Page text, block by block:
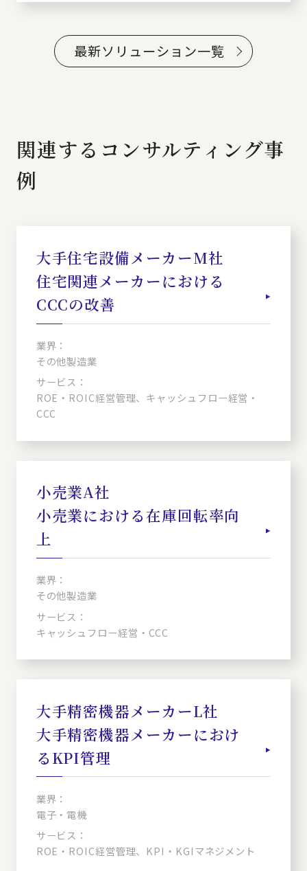
最新ソリューション一覧
関連するコンサルティング事
例
大手住宅設備メーカーM社
住宅関連メーカーにおける
CCCの改善
業界：
その他製造業
サービス：
ROE・ROIC経営管理、キャッシュフロー経営・
CCC
小売業A社
小売業における在庫回転率向
上
業界：
その他製造業
サービス：
キャッシュフロー経営・CCC
大手精密機器メーカーL社
大手精密機器メーカーにおけ
るKPI管理
業界：
電子・電機
サービス：
ROE・ROIC経営管理、KPI・KGIマネジメント